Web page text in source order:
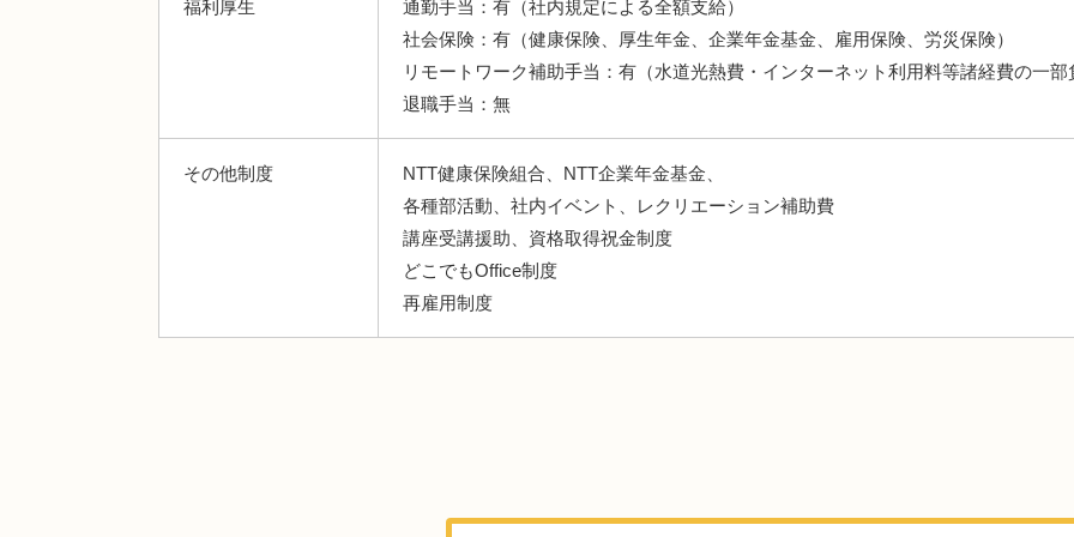
福利厚生
通勤手当：有（社内規定による全額支給）
社会保険：有（健康保険、厚生年金、企業年金基金、雇用保険、労災保険）
リモートワーク補助手当：有（水道光熱費・インターネット利用料等諸経費の一部
退職手当：無
その他制度
NTT健康保険組合、NTT企業年金基金、
各種部活動、社内イベント、レクリエーション補助費
講座受講援助、資格取得祝金制度
どこでもOffice制度
再雇用制度